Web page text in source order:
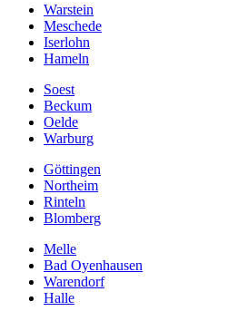
Warstein
Meschede
Iserlohn
Hameln
Soest
Beckum
Oelde
Warburg
Göttingen
Northeim
Rinteln
Blomberg
Melle
Bad Oyenhausen
Warendorf
Halle